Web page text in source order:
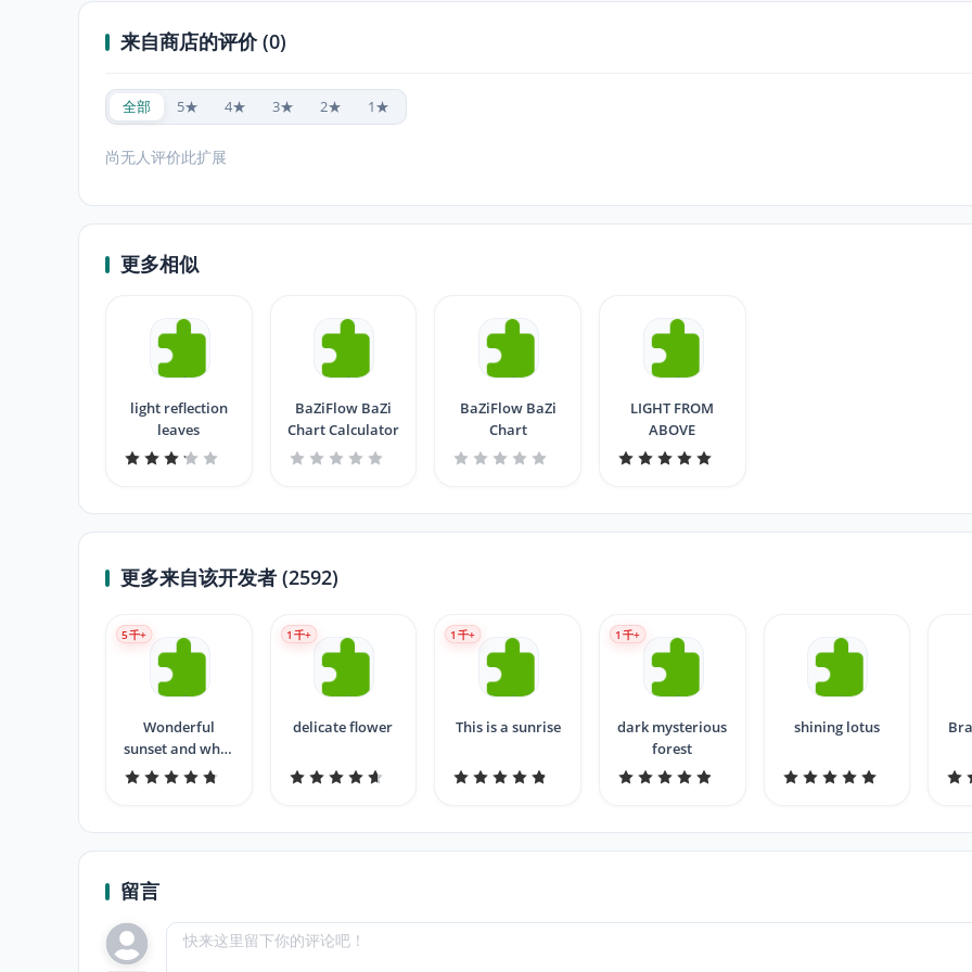
来自商店的评价 (0)
全部 5★ 4★ 3★ 2★ 1★
尚无人评价此扩展
更多相似
light reflection
leaves
BaZiFlow BaZi
Chart Calculator
BaZiFlow BaZi
Chart
LIGHT FROM
ABOVE
更多来自该开发者 (2592)
Wonderful
sunset and what
rays
5千+
delicate flower
1 千+
This is a sunrise
1 千+
dark mysterious
forest
1 千+
shining lotus
留言